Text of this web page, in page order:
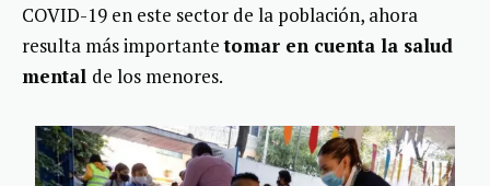
COVID-19 en este sector de la población, ahora
resulta más importantetomar en cuenta la salud
mental de los menores.